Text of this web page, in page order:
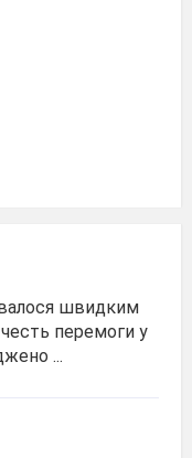
швидким
перемоги у
...